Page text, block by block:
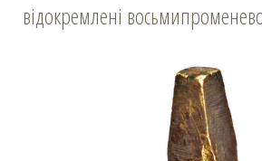
відокремлені